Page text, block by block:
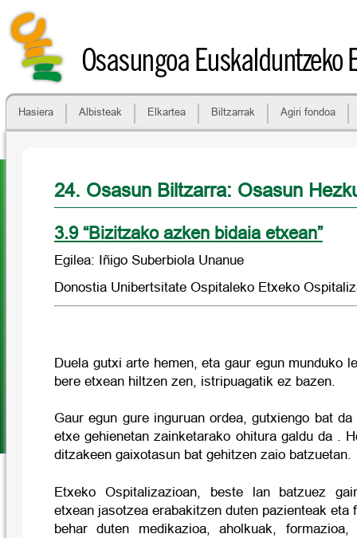
Osasungoa Euskalduntzeko
Hasiera Albisteak Elkartea Biltzarrak Agiri fondoa
24. Osasun Biltzarra: Osasun
3.9 “Bizitzako azken bidaia etxean”
Egilea: Iñigo Suberbiola Unanue
Donostia Unibertsitate Ospitaleko Etxeko
Duela gutxi arte hemen, eta gaur egun munduko
bere etxean hiltzen zen, istripuagatik ez bazen.
Gaur egun gure inguruan ordea, gutxiengo bat
etxe gehienetan zainketarako ohitura galdu da .
ditzakeen gaixotasun bat gehitzen zaio batzuetan.
Etxeko Ospitalizazioan, beste lan batzuez
etxean jasotzea erabakitzen duten pazienteak eta
behar duten medikazioa, aholkuak,